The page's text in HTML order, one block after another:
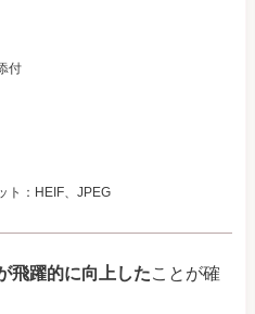
付
ト：HEIF、JPEG
飛躍的に向上したことが確